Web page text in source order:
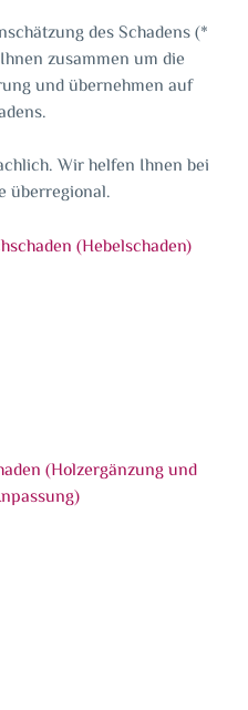
des Schadens (*
zusammen um die
und übernehmen auf
Wir helfen Ihnen bei
überregional.
(Hebelschaden)